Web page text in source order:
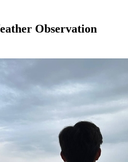
Observation